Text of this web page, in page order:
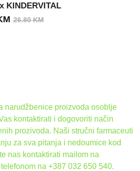
KINDERVITAL
26.80KM
narudžbenice proizvoda osoblje
kontaktirati i dogovoriti način
prozivoda. Naši stručni farmaceuti
za sva pitanja i nedoumice kod
nas kontaktirati mailom na
na +387 032 650 540.